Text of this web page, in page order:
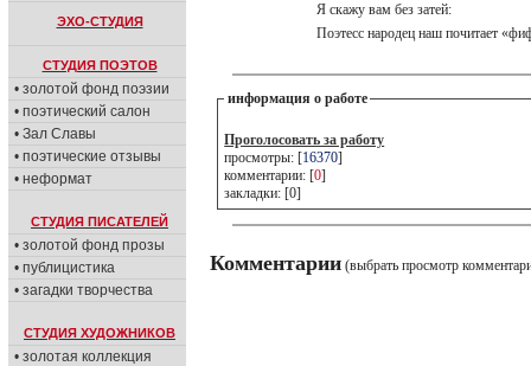
ЭХО-СТУДИЯ
СТУДИЯ ПОЭТОВ
• золотой фонд поэзии
• поэтический салон
• Зал Славы
• поэтические отзывы
• неформат
СТУДИЯ ПИСАТЕЛЕЙ
• золотой фонд прозы
• публицистика
• загадки творчества
СТУДИЯ ХУДОЖНИКОВ
• золотая коллекция
Я скажу вам без затей:
Поэтесс народец наш почитает
информация о работе
Проголосовать за работу
просмотры: [16370]
комментарии: [0]
закладки: [0]
Комментарии (выбрать просмотр